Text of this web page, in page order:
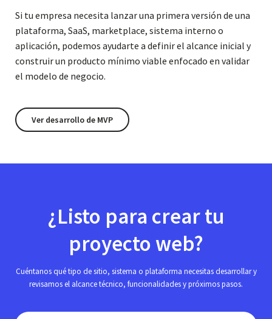
Si tu empresa necesita lanzar una primera versión de una
plataforma, SaaS, marketplace, sistema interno o
aplicación, podemos ayudarte a definir el alcance inicial y
construir un producto mínimo viable enfocado en validar
el modelo de negocio.
Ver desarrollo de MVP
¿Listo para crear tu
proyecto web?
Cuéntanos qué tipo de sitio, sistema o plataforma necesitas desarrollar y
revisamos el alcance técnico, funcionalidades y próximos pasos.